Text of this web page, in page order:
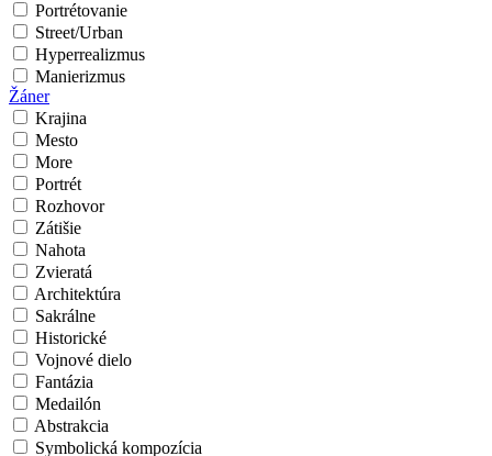
Portrétovanie
Street/Urban
Hyperrealizmus
Manierizmus
Žáner
Krajina
Mesto
More
Portrét
Rozhovor
Zátišie
Nahota
Zvieratá
Architektúra
Sakrálne
Historické
Vojnové dielo
Fantázia
Medailón
Abstrakcia
Symbolická kompozícia